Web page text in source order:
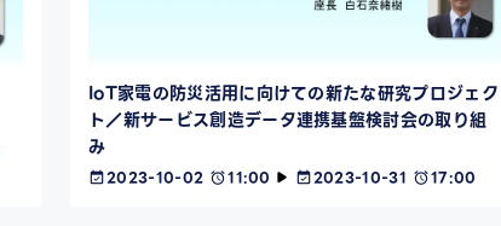
IoT家電の防災活用に向けての新たな研究プロジェク
ト／新サービス創造データ連携基盤検討会の取り組
み
2023-10-02 11:00 2023-10-31 17:00